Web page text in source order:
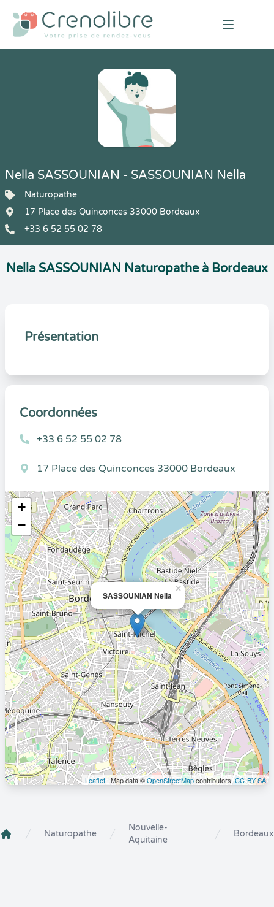
Open
Nella SASSOUNIAN - SASSOUNIAN Nella
Naturopathe
17 Place des Quinconces 33000 Bordeaux
+33 6 52 55 02 78
Nella SASSOUNIAN Naturopathe à Bordeaux
Présentation
Coordonnées
+33 6 52 55 02 78
17 Place des Quinconces 33000 Bordeaux
SASSOUNIAN Nella
×
+
−
Leaflet| Map data ©OpenStreetMapcontributors,CC-BY-SA
Naturopathe
Nouvelle-
Aquitaine
Bordeaux